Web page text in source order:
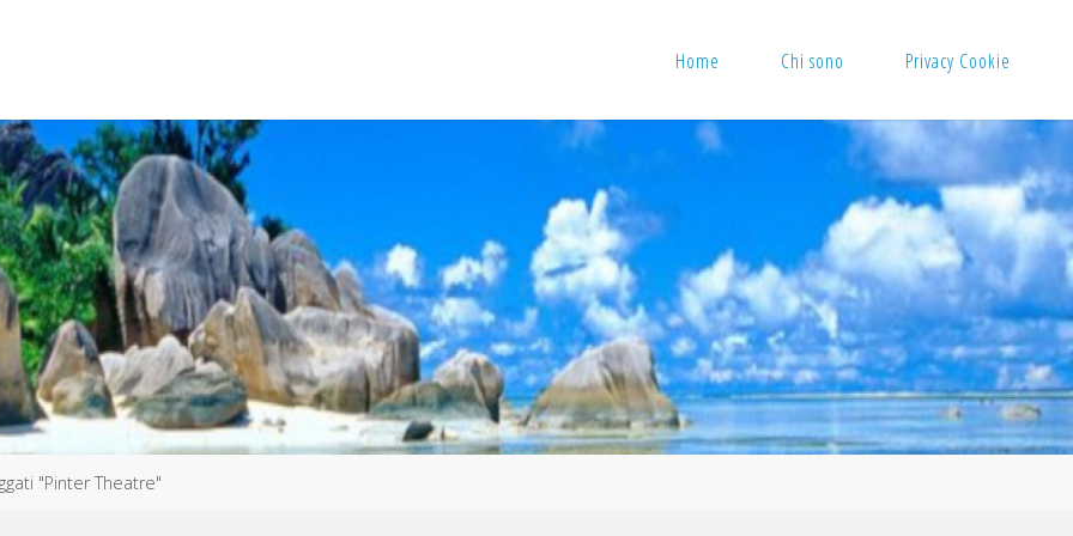
Home Chi sono Privacy Cookie
"Pinter Theatre"